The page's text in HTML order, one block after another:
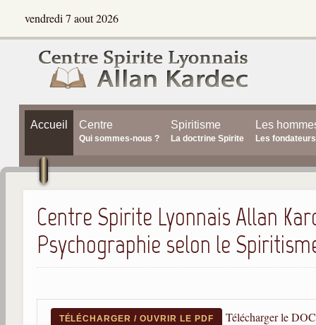
vendredi 7 aout 2026
Accueil Centre
Qui sommes-nous ?
Spiritisme
La doctrine Spirite
Les
Les fondateurs
Centre Spirite Lyonnais Allan
Psychographie selon le
TÉLÉCHARGER / OUVRIR LE PDF Télécharger le